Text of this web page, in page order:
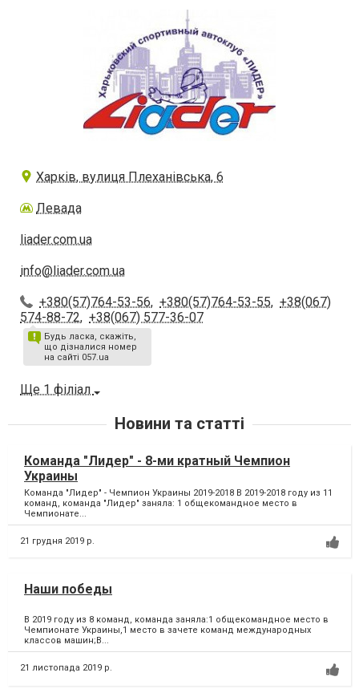
Харків, вулиця Плеханівська, 6
Левада
liader.com.ua
info@liader.com.ua
+380(57)764-53-56, +380(57)764-53-55, +38(067)
574-88-72, +38(067) 577-36-07
Будь ласка, скажіть,
що дізналися номер
на сайті 057.ua
Ще 1 філіал
Новини та статті
Команда "Лидер" - 8-ми кратный Чемпион
Украины
Команда "Лидер" - Чемпион Украины 2019-2018 В 2019-2018 году из 11
команд, команда "Лидер" заняла: 1 общекомандное место в
Чемпионате...
21 грудня 2019 р.
Наши победы
В 2019 году из 8 команд, команда заняла:1 общекомандное место в
Чемпионате Украины,1 место в зачете команд международных
классов машин;В...
21 листопада 2019 р.